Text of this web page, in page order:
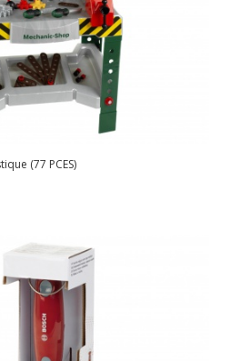
(77 PCES)